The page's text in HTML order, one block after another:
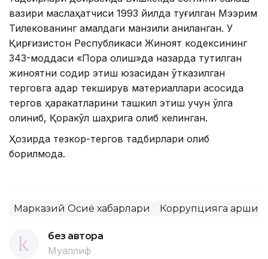
вазири маслаҳатчиси 1993 йилда туғилган Мээрим
Тилекованинг амалдаги манзили аниқланган. У
Қирғизистон Республикаси Жиноят кодексининг
343-моддаси «Пора олиш»да назарда тутилган
жиноятни содир этиш юзасидан ўтказилган
терговга қадар текширув материаллари асосида
тергов ҳаракатларини ташкил этиш учун қўлга
олиниб, Қоракўл шаҳрига олиб келинган.
Ҳозирда тезкор-тергов тадбирлари олиб
борилмоқда.
Марказий Осиё хабарлари Коррупцияга қарши
без автора
Муаллиф